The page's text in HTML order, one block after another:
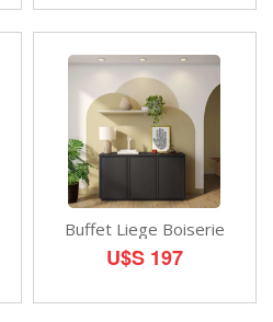
Buffet Liege Boiserie
U$S 197